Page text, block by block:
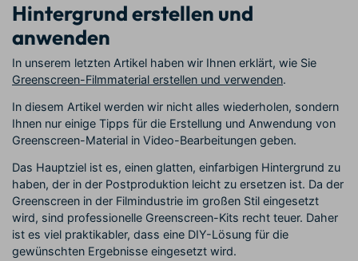
Hintergrund erstellen und
anwenden
In unserem letzten Artikel haben wir Ihnen erklärt, wie Sie
Greenscreen-Filmmaterial erstellen und verwenden.
In diesem Artikel werden wir nicht alles wiederholen, sondern
Ihnen nur einige Tipps für die Erstellung und Anwendung von
Greenscreen-Material in Video-Bearbeitungen geben.
Das Hauptziel ist es, einen glatten, einfarbigen Hintergrund zu
haben, der in der Postproduktion leicht zu ersetzen ist. Da der
Greenscreen in der Filmindustrie im großen Stil eingesetzt
wird, sind professionelle Greenscreen-Kits recht teuer. Daher
ist es viel praktikabler, dass eine DIY-Lösung für die
gewünschten Ergebnisse eingesetzt wird.